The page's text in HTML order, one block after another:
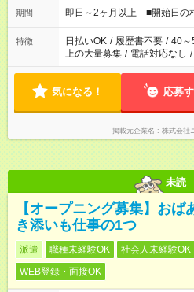
期間 即日～2ヶ月以上 ■開始日の
特徴 日払いOK / 履歴書不要 / 40～
上の大量募集 / 電話対応なし /
気になる！ 応募
掲載元企業名 株式会社
未読
【オープニング募集】お
き添いも仕事の1つ
派遣 職種未経験OK 社会人未経験OK
WEB登録・面接OK